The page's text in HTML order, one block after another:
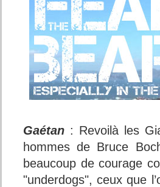
Gaétan : Revoilà les
hommes de Bruce
beaucoup de courage
"underdogs", ceux que